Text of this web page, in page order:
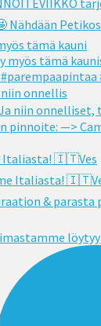
tämä kauni
niin onnellis
Italiasta! 🇮🇹Ves
löytyy